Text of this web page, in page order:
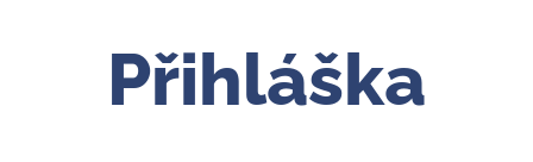
Přihláška